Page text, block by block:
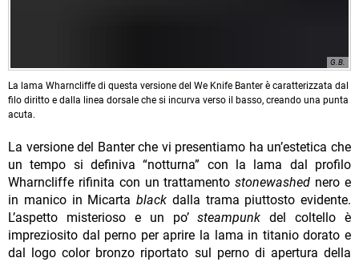
G.B.
La lama Wharncliffe di questa versione del We Knife Banter è caratterizzata dal
filo diritto e dalla linea dorsale che si incurva verso il basso, creando una punta
acuta.
La versione del Banter che vi presentiamo ha un’estetica che
un tempo si definiva “notturna” con la lama dal profilo
Wharncliffe rifinita con un trattamentostonewashed nero e
in manico in Micarta black dalla trama piuttosto evidente.
L’aspetto misterioso e un po’steampunk del coltello è
impreziosito dal perno per aprire la lama in titanio dorato e
dal logo color bronzo riportato sul perno di apertura della